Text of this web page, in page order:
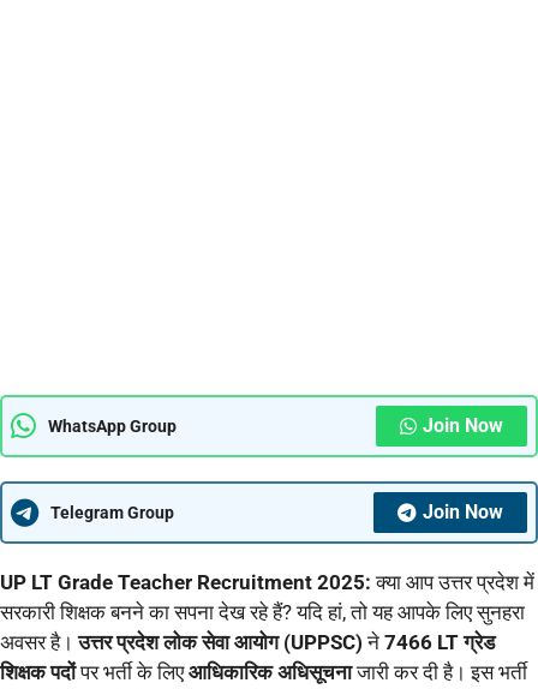
WhatsApp Group Join Now
Telegram Group Join Now
UP LT Grade Teacher Recruitment 2025: क्या आप उत्तर प्रदेश में
सरकारी शिक्षक बनने का सपना देख रहे हैं? यदि हां, तो यह आपके लिए सुनहरा
अवसर है।उत्तर प्रदेश लोक सेवा आयोग (UPPSC) ने 7466 LT ग्रेड
शिक्षक पदोंपर भर्ती के लिएआधिकारिक अधिसूचनाजारी कर दी है। इस भर्ती